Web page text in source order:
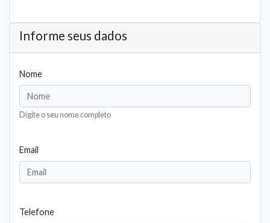
Informe seus dados
Nome
Digite o seu nome completo
Email
Telefone